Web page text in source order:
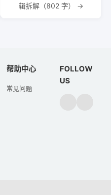
辑拆解（802 字） →
帮助中心
常见问题
FOLLOW
US